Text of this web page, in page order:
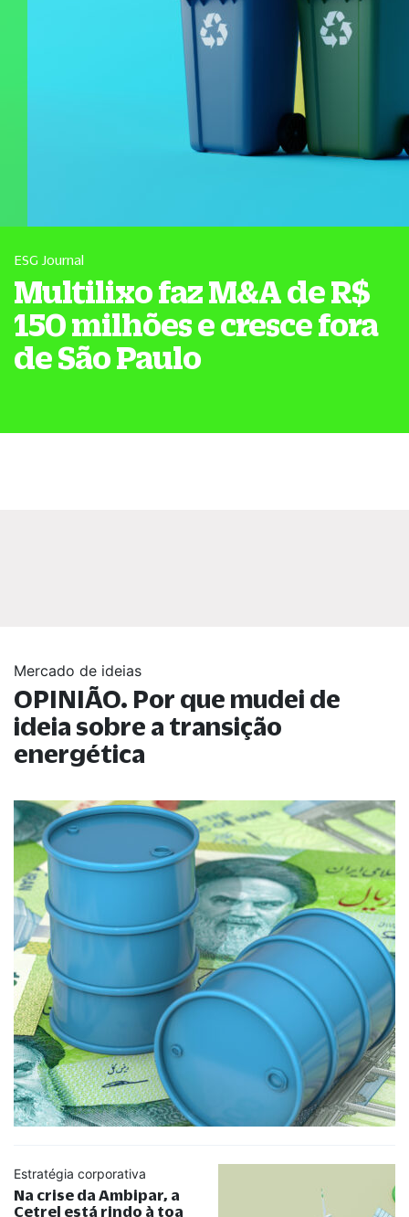
ESG Journal
Multilixo faz M&A de R$
150 milhões e cresce fora
de São Paulo
Mercado de ideias
OPINIÃO. Por que mudei de
ideia sobre a transição
energética
Estratégia corporativa
Na crise da Ambipar, a
Cetrel está rindo à toa